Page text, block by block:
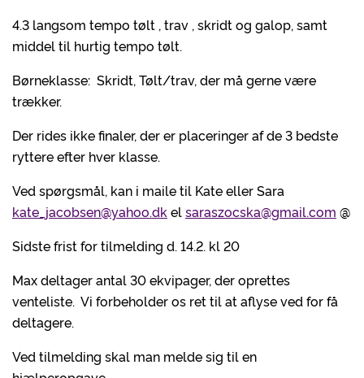
4.3 langsom tempo tølt , trav , skridt og galop, samt
middel til hurtig tempo tølt.
Børneklasse: Skridt, Tølt/trav, der må gerne være
trækker.
Der rides ikke finaler, der er placeringer af de 3 bedste
ryttere efter hver klasse.
Ved spørgsmål, kan i maile til Kate eller Sara
kate_jacobsen@yahoo.dk elsaraszocska@gmail.com @
Sidste frist for tilmelding d. 14.2. kl 20
Max deltager antal 30 ekvipager, der oprettes
venteliste. Vi forbeholder os ret til at aflyse ved for få
deltagere.
Ved tilmelding skal man melde sig til en